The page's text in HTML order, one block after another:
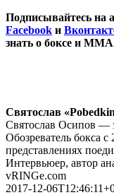
Подписывайтесь на
Facebook и
знать о боксе и
Святослав
Святослав Осипов —
Обозреватель бокса
представлениях
Интервьюер, автор
vRINGe.com
2017-12-